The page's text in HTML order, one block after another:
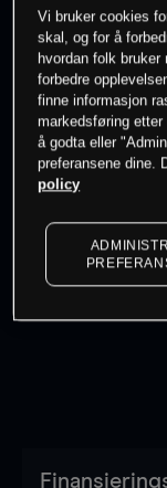
0% av
Kursene er
Vi bruker cookies
skal, og for å
hvordan folk
forbedre
finne informasjon
markedsføring
å godta eller
preferansene dine.
policy